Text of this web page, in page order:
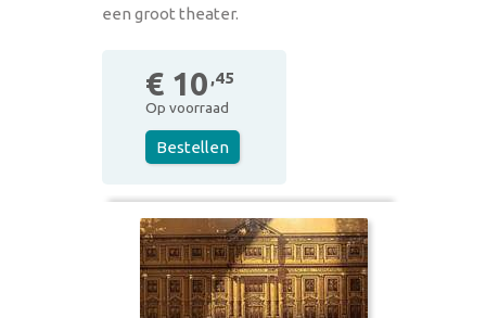
een groot theater.
€ 10 ,45
Op voorraad
Bestellen